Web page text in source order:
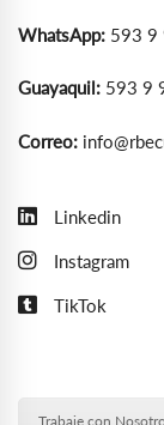
WhatsApp: 593 9
Guayaquil: 593 9
Correo:
Linkedin
Instagram
TikTok
Trabaje con